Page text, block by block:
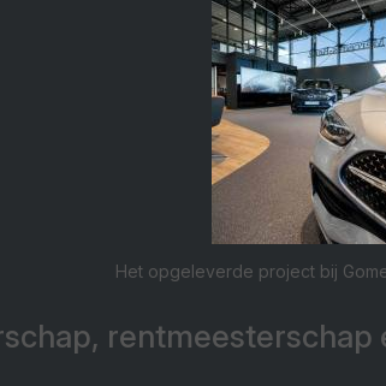
Het opgeleverde project bij